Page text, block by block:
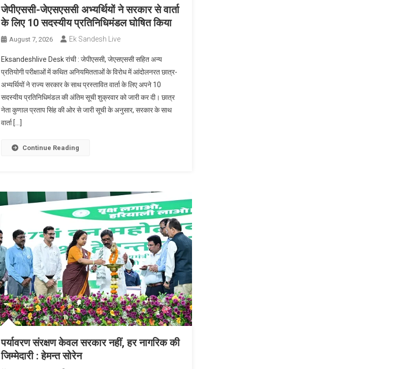
जेपीएससी-जेएसएससी अभ्यर्थियों ने सरकार से वार्ता
के लिए 10 सदस्यीय प्रतिनिधिमंडल घोषित किया
August 7, 2026 Ek Sandesh Live
Eksandeshlive Desk रांची : जेपीएससी, जेएसएससी सहित अन्य
प्रतियोगी परीक्षाओं में कथित अनियमितताओं के विरोध में आंदोलनरत छात्र-
अभ्यर्थियों ने राज्य सरकार के साथ प्रस्तावित वार्ता के लिए अपने 10
सदस्यीय प्रतिनिधिमंडल की अंतिम सूची शुक्रवार को जारी कर दी। छात्र
नेता कुणाल प्रताप सिंह की ओर से जारी सूची के अनुसार, सरकार के साथ
वार्ता […]
Continue Reading
पर्यावरण संरक्षण केवल सरकार नहीं, हर नागरिक की
जिम्मेदारी : हेमन्त सोरेन